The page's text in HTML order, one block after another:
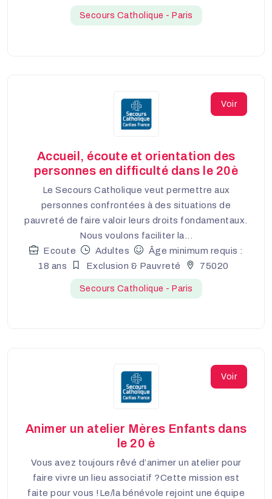
Secours Catholique - Paris
Voir
Accueil, écoute et orientation des
personnes en difficulté dans le 20è
Le Secours Catholique veut permettre aux
personnes confrontées à des situations de
pauvreté de faire valoir leurs droits fondamentaux.
Nous voulons faciliter la...
Ecoute
Adultes
Âge minimum requis :
18 ans
Exclusion & Pauvreté 75020
Secours Catholique - Paris
Voir
Animer un atelier Mères Enfants dans
le 20 è
Vous avez toujours rêvé d’animer un atelier pour
faire vivre un lieu associatif ?Cette mission est
faite pour vous !Le/la bénévole rejoint une équipe